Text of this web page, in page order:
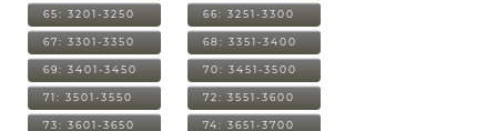
65: 3201-3250 66: 3251-3300
67: 3301-3350 68: 3351-3400
69: 3401-3450 70: 3451-3500
71: 3501-3550 72: 3551-3600
73: 3601-3650 74: 3651-3700